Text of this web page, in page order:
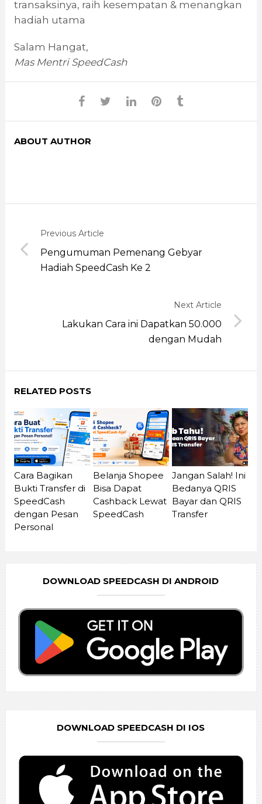
transaksinya, raih kesempatan & menangkan
hadiah utama
Salam Hangat,
Mas Mentri SpeedCash
ABOUT AUTHOR
Previous Article
Pengumuman Pemenang Gebyar
Hadiah SpeedCash Ke 2
Next Article
Lakukan Cara ini Dapatkan 50.000
dengan Mudah
RELATED POSTS
Cara Bagikan
Bukti Transfer di
SpeedCash
dengan Pesan
Personal
Belanja Shopee
Bisa Dapat
Cashback Lewat
SpeedCash
Jangan Salah! Ini
Bedanya QRIS
Bayar dan QRIS
Transfer
DOWNLOAD SPEEDCASH DI ANDROID
DOWNLOAD SPEEDCASH DI IOS